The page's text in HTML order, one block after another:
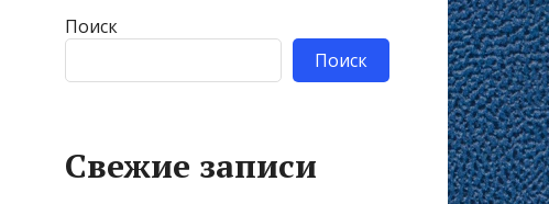
Поиск
Поиск
Свежие записи